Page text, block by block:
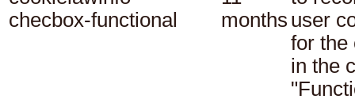
checbox-functional
months user
for the
in the